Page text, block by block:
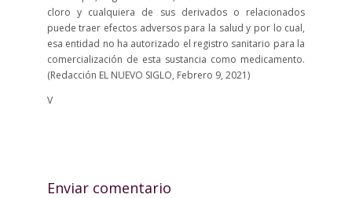
cloro y cualquiera de sus derivados o relacionados
puede traer efectos adversos para la salud y por lo cual,
esa entidad no ha autorizado el registro sanitario para la
comercialización de esta sustancia como medicamento.
(Redacción EL NUEVO SIGLO, Febrero 9, 2021)
V
Enviar comentario